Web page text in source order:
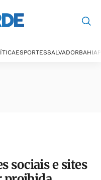
ESPORTESSALVADORBAHIA
sociais e sites